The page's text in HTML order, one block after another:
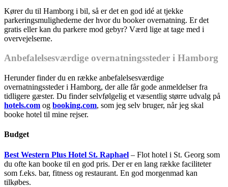
Kører du til Hamborg i bil, så er det en god idé at tjekke
parkeringsmulighederne der hvor du booker overnatning. Er det
gratis eller kan du parkere mod gebyr? Værd lige at tage med i
overvejelserne.
Anbefalelsesværdige overnatningssteder i Hamborg
Herunder finder du en række anbefalelsesværdige
overnatningssteder i Hamborg, der alle får gode anmeldelser fra
tidligere gæster. Du finder selvfølgelig et væsentlig større udvalg på
hotels.com og booking.com, som jeg selv bruger, når jeg skal
booke hotel til mine rejser.
Budget
Best Western Plus Hotel St. Raphael – Flot hotel i St. Georg som
du ofte kan booke til en god pris. Der er en lang række faciliteter
som f.eks. bar, fitness og restaurant. En god morgenmad kan
tilkøbes.